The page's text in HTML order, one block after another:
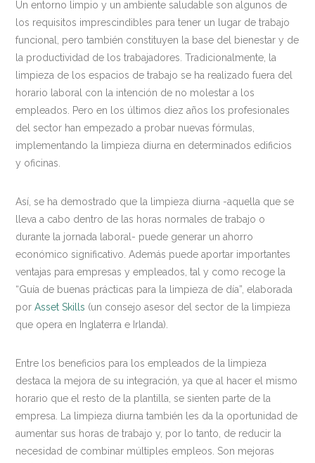
Oficinas
Residencias
Newsletter
Contacto
Un entorno limpio y un ambiente saludable son algunos de
los requisitos imprescindibles para tener un lugar de trabajo
funcional, pero también constituyen la base del bienestar y de
la productividad de los trabajadores. Tradicionalmente, la
limpieza de los espacios de trabajo se ha realizado fuera del
horario laboral con la intención de no molestar a los
empleados. Pero en los últimos diez años los profesionales
del sector han empezado a probar nuevas fórmulas,
implementando la limpieza diurna en determinados edificios
y oficinas.
Así, se ha demostrado que la limpieza diurna -aquella que se
lleva a cabo dentro de las horas normales de trabajo o
durante la jornada laboral- puede generar un ahorro
económico significativo. Además puede aportar importantes
ventajas para empresas y empleados, tal y como recoge la
“Guía de buenas prácticas para la limpieza de día”, elaborada
porAsset Skills (un consejo asesor del sector de la limpieza
que opera en Inglaterra e Irlanda).
Entre los beneficios para los empleados de la limpieza
destaca la mejora de su integración, ya que al hacer el mismo
horario que el resto de la plantilla, se sienten parte de la
empresa. La limpieza diurna también les da la oportunidad de
aumentar sus horas de trabajo y, por lo tanto, de reducir la
necesidad de combinar múltiples empleos. Son mejoras